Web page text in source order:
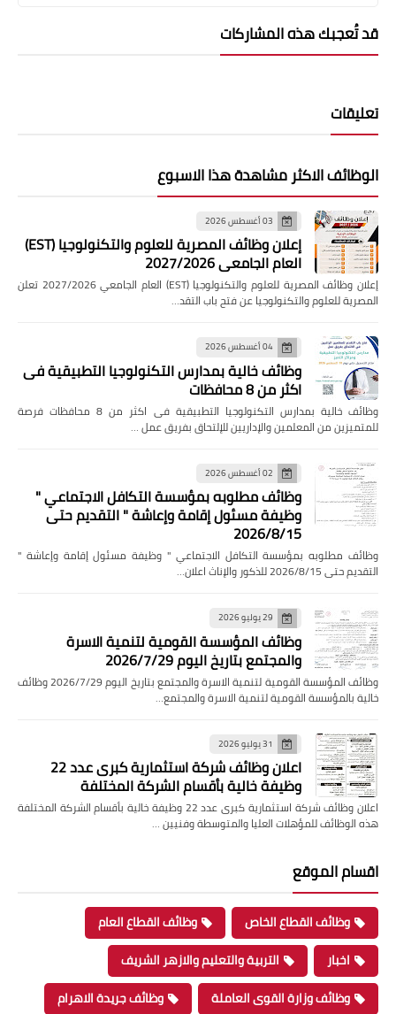
قد تُعجبك هذه المشاركات
تعليقات
الوظائف الاكثر مشاهدة هذا الاسبوع
03 أغسطس 2026
إعلان وظائف المصرية للعلوم والتكنولوجيا (EST)
العام الجامعي 2027/2026
إعلان وظائف المصرية للعلوم والتكنولوجيا (EST) العام الجامعي 2027/2026 تعلن
المصرية للعلوم والتكنولوجيا عن فتح باب التقد…
04 أغسطس 2026
وظائف خالية بمدارس التكنولوجيا التطبيقية فى
اكثر من 8 محافظات
وظائف خالية بمدارس التكنولوجيا التطبيقية فى اكثر من 8 محافظات فرصة
للمتميزين من المعلمين والإداريين للإلتحاق بفريق عمل …
02 أغسطس 2026
وظائف مطلوبه بمؤسسة التكافل الاجتماعي "
وظيفة مسئول إقامة وإعاشة " التقديم حتى
2026/8/15
وظائف مطلوبه بمؤسسة التكافل الاجتماعي " وظيفة مسئول إقامة وإعاشة "
التقديم حتى 2026/8/15 للذكور والإناث اعلان…
29 يوليو 2026
وظائف المؤسسة القومية لتنمية الاسرة
والمجتمع بتاريخ اليوم 2026/7/29
وظائف المؤسسة القومية لتنمية الاسرة والمجتمع بتاريخ اليوم 2026/7/29 وظائف
خالية بالمؤسسة القومية لتنمية الاسرة والمجتمع…
31 يوليو 2026
اعلان وظائف شركة استثمارية كبرى عدد 22
وظيفة خالية بأقسام الشركة المختلفة
اعلان وظائف شركة استثمارية كبرى عدد 22 وظيفة خالية بأقسام الشركة المختلفة
هذه الوظائف للمؤهلات العليا والمتوسطة وفنيين …
اقسام الموقع
وظائف القطاع الخاص
وظائف القطاع العام
اخبار
التربية والتعليم والازهر الشريف
وظائف وزارة القوى العاملة
وظائف جريدة الاهرام